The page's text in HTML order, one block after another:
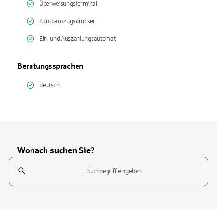
Überweisungsterminal
Kontoauszugsdrucker
Ein- und Auszahlungsautomat
Beratungssprachen
deutsch
Wonach suchen Sie?
Suchfeld